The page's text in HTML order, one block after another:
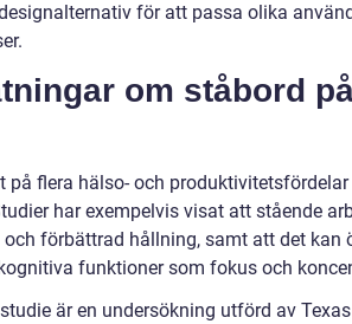
för att passa olika
om ståbord
flera hälso- och
har exempelvis visat att stående
förbättrad hållning, samt att det kan
funktioner som fokus och
är en undersökning utförd av